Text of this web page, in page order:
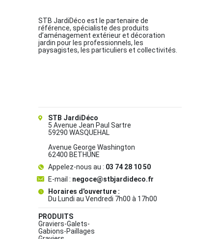
STB JardiDéco est le partenaire de
référence, spécialiste des produits
d’aménagement extérieur et décoration
jardin pour les professionnels, les
paysagistes, les particuliers et collectivités.
STB JardiDéco
5 Avenue Jean Paul Sartre
59290 WASQUEHAL
Avenue George Washington
62400 BETHUNE
Appelez-nous au : 03 74 28 10 50
E-mail : negoce@stbjardideco.fr
Horaires d'ouverture :
Du Lundi au Vendredi 7h00 à 17h00
PRODUITS
Graviers-Galets-
Gabions-Paillages